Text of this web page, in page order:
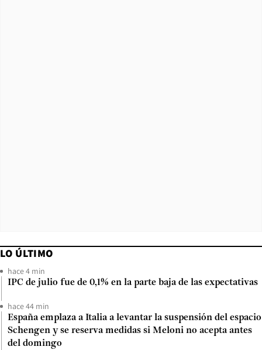
LO ÚLTIMO
hace 4 min
IPC de julio fue de 0,1% en la parte baja de las expectativas
hace 44 min
España emplaza a Italia a levantar la suspensión del espacio
Schengen y se reserva medidas si Meloni no acepta antes
del domingo